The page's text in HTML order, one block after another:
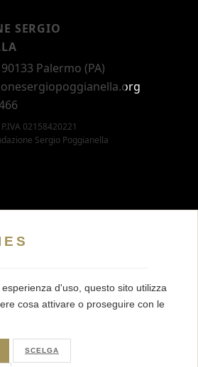
d'uso, questo sito utilizza
cosa attivare o proseguire con le
SCELGA
SERGIO
Palermo (PA)
02158420221
Sergio Poggianella